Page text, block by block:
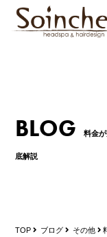
BLOG 料金
底解説
TOP ブログ その他